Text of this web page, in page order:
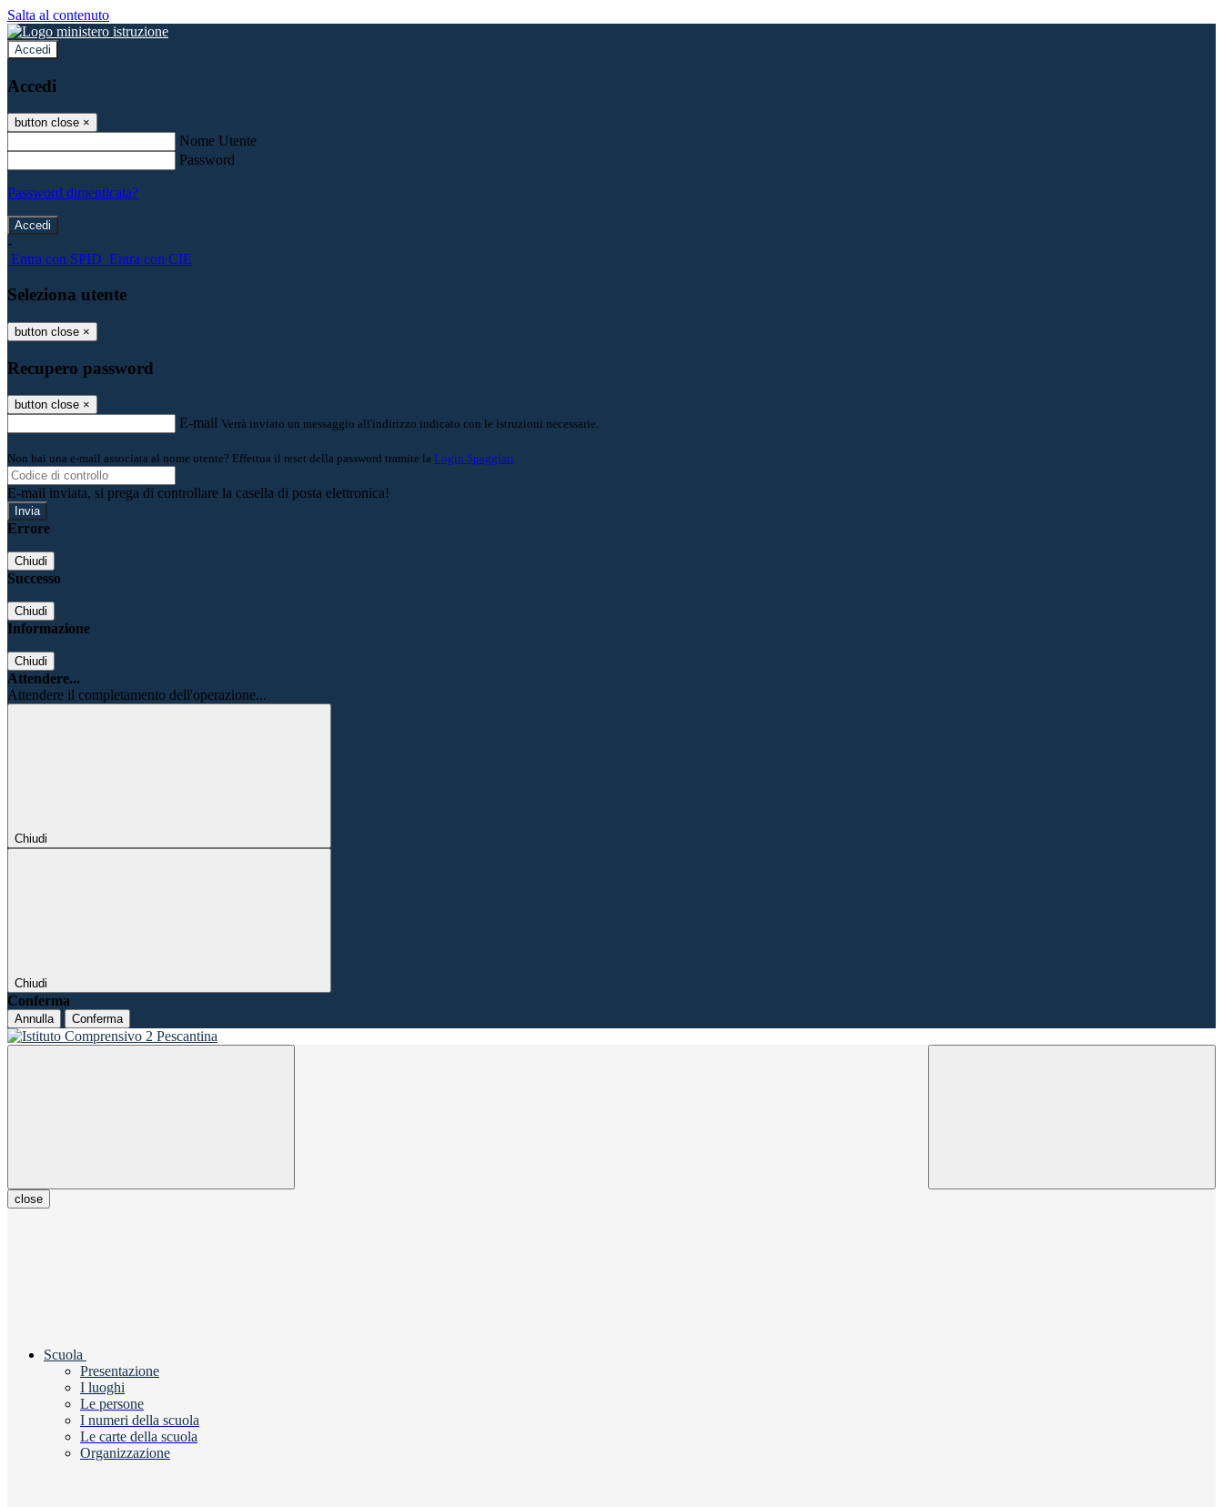
Salta al contenuto
Accedi
Accedi
button close ×
Nome Utente
Password
Password dimenticata?
-
Entra con SPID Entra con CIE
Seleziona utente
button close ×
Recupero password
button close ×
E-mail Verrà inviato un messaggio all'indirizzo indicato con le istruzioni necessarie.
Non hai una e-mail associata al nome utente? Effettua il reset della password tramite la Login Spaggiari
E-mail inviata, si prega di controllare la casella di posta elettronica!
Errore
Chiudi
Successo
Chiudi
Informazione
Chiudi
Attendere...
Attendere il completamento dell'operazione...
Chiudi
Chiudi
Conferma
Annulla Conferma
close
Scuola
Presentazione
I luoghi
Le persone
I numeri della scuola
Le carte della scuola
Organizzazione